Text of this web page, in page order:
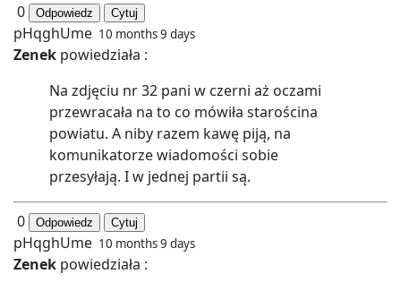
0 Odpowiedz Cytuj
pHqghUme 10 months 9 days
Zenek powiedziała :
Na zdjęciu nr 32 pani w czerni aż oczami
przewracała na to co mówiła starościna
powiatu. A niby razem kawę piją, na
komunikatorze wiadomości sobie
przesyłają. I w jednej partii są.
0 Odpowiedz Cytuj
pHqghUme 10 months 9 days
Zenek powiedziała :